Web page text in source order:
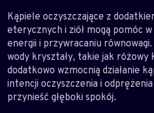
Kąpiele oczyszczające z
eterycznych i ziół mogą pomóc
energii i przywracaniu
wody kryształy, takie jak
dodatkowo wzmocnią działanie
intencji oczyszczenia i
przynieść głęboki spokój.